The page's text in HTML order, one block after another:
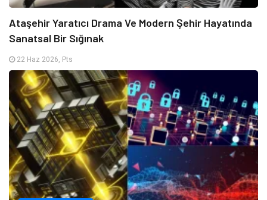
Ataşehir Yaratıcı Drama Ve Modern Şehir Hayatında
Sanatsal Bir Sığınak
22 Haz 2026, Pts